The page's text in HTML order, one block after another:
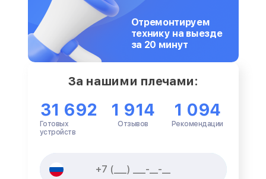
Отремонтируем
технику на выезде
за 20 минут
За нашими плечами:
31 692
Готовых
устройств
1 914
Отзывов
1 094
Рекомендации